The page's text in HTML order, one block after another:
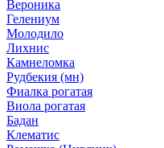
Вероника
Гелениум
Молодило
Лихнис
Камнеломка
Рудбекия (мн)
Фиалка рогатая
Виола рогатая
Бадан
Клематис